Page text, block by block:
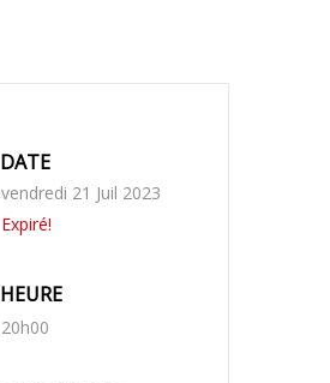
DATE
vendredi 21 Juil 2023
Expiré!
HEURE
20h00